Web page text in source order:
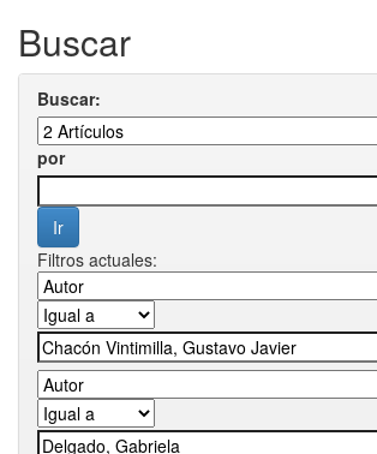
Buscar
Buscar:
por
Filtros actuales: